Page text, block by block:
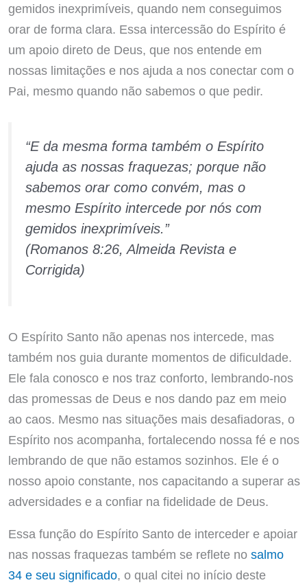
gemidos inexprimíveis, quando nem conseguimos
orar de forma clara. Essa intercessão do Espírito é
um apoio direto de Deus, que nos entende em
nossas limitações e nos ajuda a nos conectar com o
Pai, mesmo quando não sabemos o que pedir.
“E da mesma forma também o Espírito
ajuda as nossas fraquezas; porque não
sabemos orar como convém, mas o
mesmo Espírito intercede por nós com
gemidos inexprimíveis.”
(Romanos 8:26, Almeida Revista e
Corrigida)
O Espírito Santo não apenas nos intercede, mas
também nos guia durante momentos de dificuldade.
Ele fala conosco e nos traz conforto, lembrando-nos
das promessas de Deus e nos dando paz em meio
ao caos. Mesmo nas situações mais desafiadoras, o
Espírito nos acompanha, fortalecendo nossa fé e nos
lembrando de que não estamos sozinhos. Ele é o
nosso apoio constante, nos capacitando a superar as
adversidades e a confiar na fidelidade de Deus.
Essa função do Espírito Santo de interceder e apoiar
nas nossas fraquezas também se reflete no salmo
34 e seu significado, o qual citei no início deste